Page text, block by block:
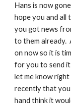
Hans is now
hope you and all
you got news
to them already.
on now so it is
for you to send it
let me know
recently that
hand think it